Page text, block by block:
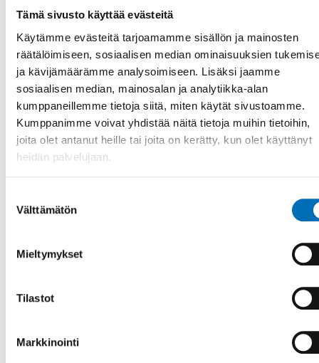
Tämä sivusto käyttää evästeitä
Käytämme evästeitä tarjoamamme sisällön ja mainosten
räätälöimiseen, sosiaalisen median ominaisuuksien
ja kävijämäärämme analysoimiseen. Lisäksi jaamme
sosiaalisen median, mainosalan ja analytiikka-alan
kumppaneillemme tietoja siitä, miten käytät sivustoamme.
Kumppanimme voivat yhdistää näitä tietoja muihin tietoihin,
joita olet antanut heille tai joita on kerätty, kun olet käyttänyt
heidän palvelujaan.
valinta
Välttämätön
Mieltymykset
Tilastot
Markkinointi
LAPSET & NUORET
17 elo 2023
Nytt nätverk om betydelsen av barnets första
1000 dagar i livet
De första åren av ett barns liv är avgörande för att lägga